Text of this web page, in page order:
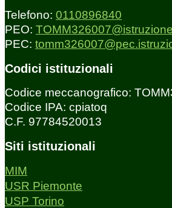
Telefono: 0110896840
PEO:
PEC:
Codici istituzionali
Codice meccanografico:
Codice IPA: cpiatoq
C.F. 97784520013
Siti istituzionali
MIM
USR Piemonte
USP Torino